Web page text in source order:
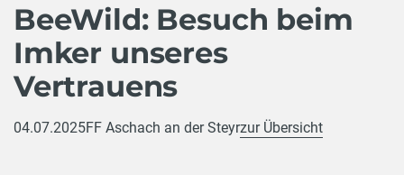
BeeWild: Besuch beim
Imker unseres
Vertrauens
04.07.2025FF Aschach an der Steyrzur Übersicht